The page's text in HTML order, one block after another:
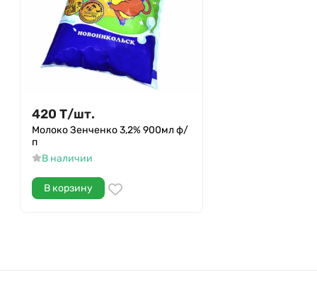
420 Т/шт.
Молоко Зенченко 3,2% 900мл ф/
п
В наличии
В корзину